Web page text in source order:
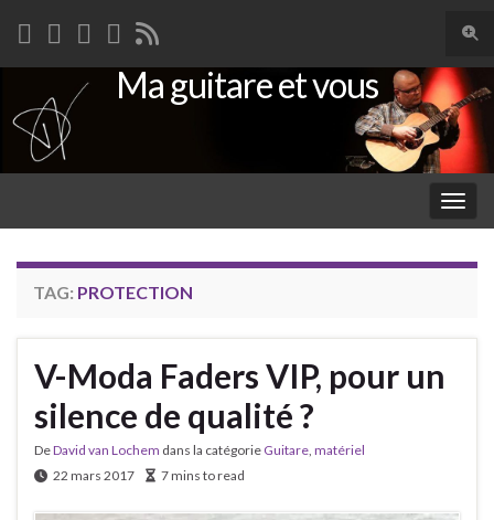
Search for:
Ma guitare et vous
TAG: PROTECTION
V-Moda Faders VIP, pour un
silence de qualité ?
DeDavid van Lochem dans la catégorie Guitare matériel
22 mars 2017
7 mins to read